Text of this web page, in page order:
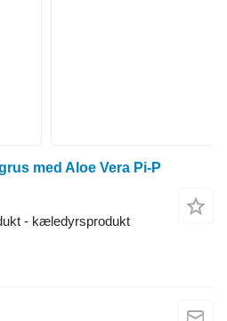
med Aloe Vera Pi-P
- kæledyrsprodukt